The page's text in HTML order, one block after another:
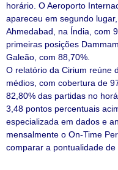
horário. O Aeroporto
apareceu em segundo
Ahmedabad, na Índia, com
primeiras posições
Galeão, com 88,70%.
O relatório da Cirium reúne
médios, com cobertura de
82,80% das partidas no
3,48 pontos percentuais
especializada em dados e
mensalmente o On-Time
comparar a pontualidade